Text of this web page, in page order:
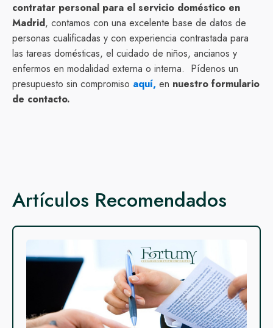
contratar personal para el servicio doméstico en
Madrid, contamos con una excelente base de datos de
personas cualificadas y con experiencia contrastada para
las tareas domésticas, el cuidado de niños, ancianos y
enfermos en modalidad externa o interna. Pídenos un
presupuesto sin compromiso aquí, en nuestro formulario
de contacto.
Artículos Recomendados